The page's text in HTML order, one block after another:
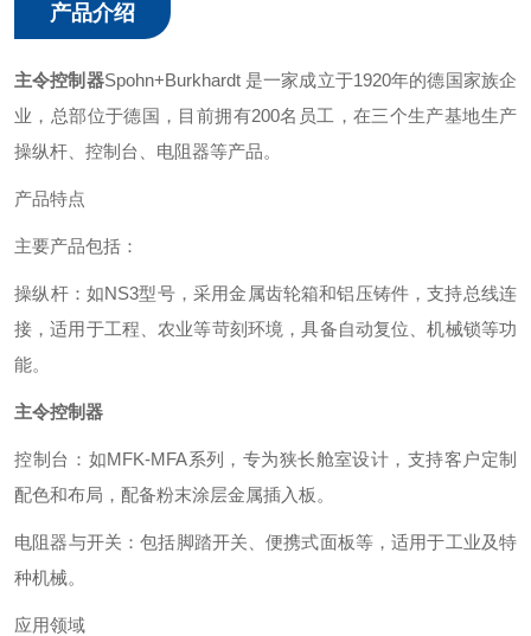
产品介绍
主令控制器Spohn+Burkhardt 是一家成立于1920年的德国家族企
业，总部位于德国，目前拥有200名员工，在三个生产基地生产
操纵杆、控制台、电阻器等产品。 ‌
产品特点
主要产品包括：
‌操纵杆‌：如NS3型号，采用金属齿轮箱和铝压铸件，支持总线连
接，适用于工程、农业等苛刻环境，具备自动复位、机械锁等功
能。 ‌
主令控制器
‌控制台‌：如MFK-MFA系列，专为狭长舱室设计，支持客户定制
配色和布局，配备粉末涂层金属插入板。 ‌
‌电阻器与开关‌：包括脚踏开关、便携式面板等，适用于工业及特
种机械。 ‌
应用领域